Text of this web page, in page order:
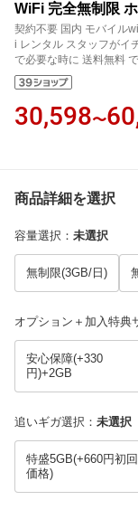
WiFi 完全無制限
契約不要 国内 モバイル
i レンタル スタッフがイ
で必要な時に 送料無料
30,598〜
商品詳細を選択
容量選択 ： 未選択
無制限(3GB/日)
オプション＋加入特典
安心保障(+330
円)+2GB
追いギガ選択 ： 未選択
特盛5GB(+660円初回
価格)